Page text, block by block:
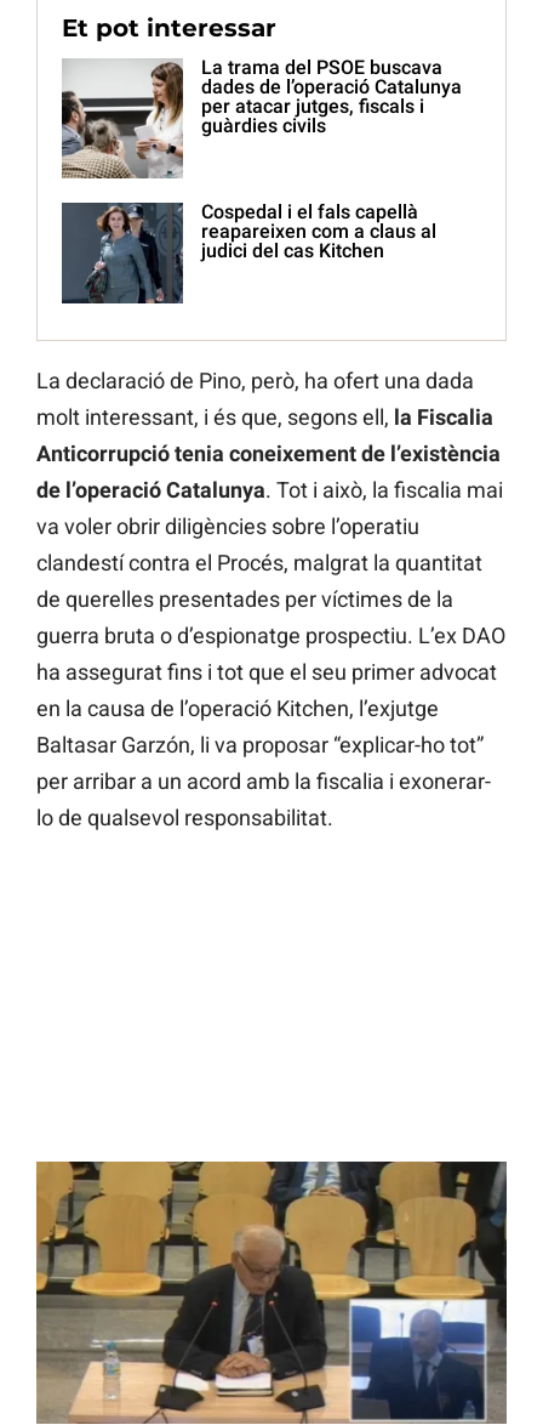
Et pot interessar
La trama del PSOE buscava
dades de l’operació Catalunya
per atacar jutges, fiscals i
guàrdies civils
Cospedal i el fals capellà
reapareixen com a claus al
judici del cas Kitchen
La declaració de Pino, però, ha ofert una dada
molt interessant, i és que, segons ell, la Fiscalia
Anticorrupció tenia coneixement de l’existència
de l’operació Catalunya. Tot i això, la fiscalia mai
va voler obrir diligències sobre l’operatiu
clandestí contra el Procés, malgrat la quantitat
de querelles presentades per víctimes de la
guerra bruta o d’espionatge prospectiu. L’ex DAO
ha assegurat fins i tot que el seu primer advocat
en la causa de l’operació Kitchen, l’exjutge
Baltasar Garzón, li va proposar “explicar-ho tot”
per arribar a un acord amb la fiscalia i exonerar-
lo de qualsevol responsabilitat.